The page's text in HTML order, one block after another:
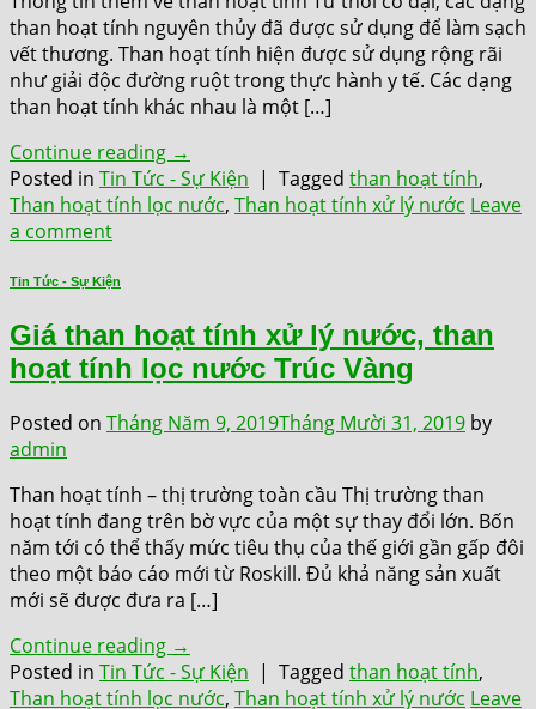
than hoạt tính nguyên thủy đã được sử dụng để làm sạch
vết thương. Than hoạt tính hiện được sử dụng rộng rãi
như giải độc đường ruột trong thực hành y tế. Các dạng
than hoạt tính khác nhau là một […]
Continue reading →
Posted in Tin Tức - Sự Kiện | Tagged than hoạt tính,
Than hoạt tính lọc nước, Than hoạt tính xử lý nước Leave
a comment
Tin Tức - Sự Kiện
Giá than hoạt tính xử lý nước, than
hoạt tính lọc nước Trúc Vàng
Posted on Tháng Năm 9, 2019Tháng Mười 31, 2019 by
admin
Than hoạt tính – thị trường toàn cầu Thị trường than
hoạt tính đang trên bờ vực của một sự thay đổi lớn. Bốn
năm tới có thể thấy mức tiêu thụ của thế giới gần gấp đôi
theo một báo cáo mới từ Roskill. Đủ khả năng sản xuất
mới sẽ được đưa ra […]
Continue reading →
Posted in Tin Tức - Sự Kiện | Tagged than hoạt tính,
Than hoạt tính lọc nước, Than hoạt tính xử lý nước Leave